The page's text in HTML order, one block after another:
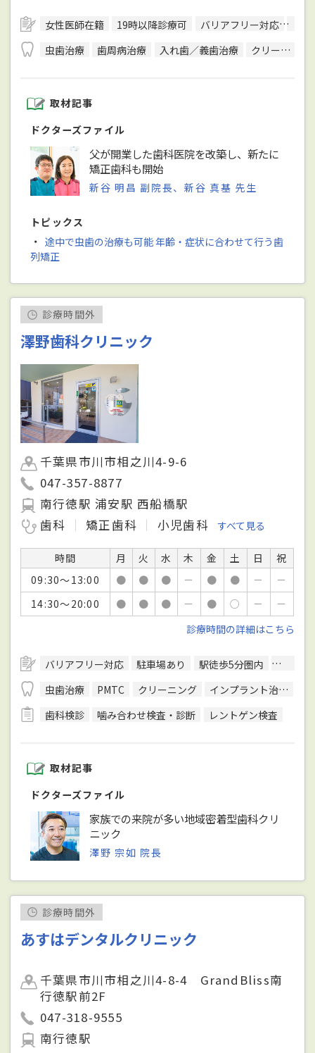
女性医師在籍 19時以降診療可 バリアフリー対応
虫歯治療
歯周病治療 入れ歯／義歯治療 クリーニング
取材記事
ドクターズファイル
父が開業した歯科医院を改築し、新たに
矯正歯科も開始
新谷 明昌 副院長、新谷 真基 先生
トピックス
・ 途中で虫歯の治療も可能 年齢・症状に合わせて行う歯
列矯正
診療時間外
澤野歯科クリニック
千葉県市川市相之川4-9-6
047-357-8877
南行徳駅 浦安駅 西船橋駅
歯科
矯正歯科 小児歯科 すべて見る
時間 月 火 水 木 金 土 日
祝
09:30～13:00
● ● ● － ● ● －
－
14:30～20:00
● ● ● － ● ○ －
－
診療時間の詳細はこちら
バリアフリー対応 駐車場あり 駅徒歩5分圏内
予約可
虫歯治療
PMTC クリーニング インプラント治療
歯科検診
噛み合わせ検査・診断 レントゲン検査
取材記事
ドクターズファイル
家族での来院が多い地域密着型歯科クリ
ニック
澤野 宗如 院長
診療時間外
あすはデンタルクリニック
千葉県市川市相之川4-8-4 GrandBliss南
行徳駅前2F
047-318-9555
南行徳駅